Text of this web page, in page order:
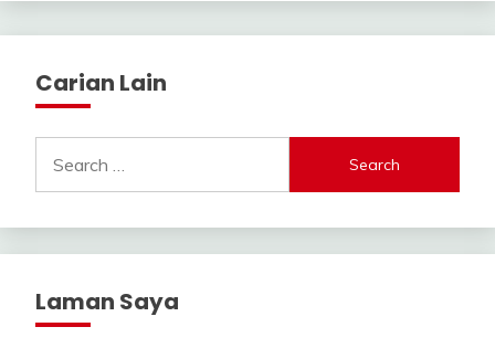
Carian Lain
for:
Laman Saya